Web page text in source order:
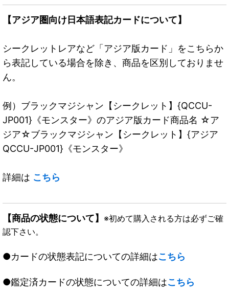
【アジア圏向け日本語表記カードについて】
シークレットレアなど「アジア版カード」をこちらか
ら表記している場合を除き、商品を区別しておりませ
ん。
例）ブラックマジシャン【シークレット】{QCCU-
JP001}《モンスター》のアジア版カード商品名 ☆ア
ジア☆ブラックマジシャン【シークレット】{アジア
QCCU-JP001}《モンスター》
詳細は こちら
【商品の状態について】 ※初めて購入される方は必ずご確
認下さい。
●カードの状態表記についての詳細はこちら
●鑑定済カードの状態についての詳細はこちら